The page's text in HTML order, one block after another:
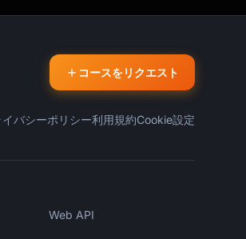
コースをリクエスト
イバシーポリシー利用規約Cookie設定
Web API